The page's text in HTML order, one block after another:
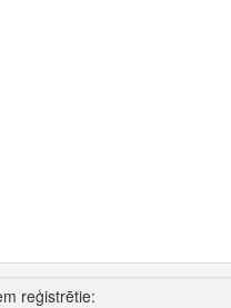
reģistrētie: